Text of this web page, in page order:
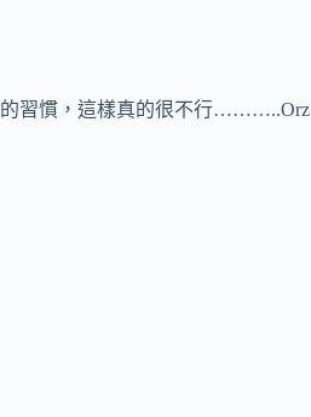
的習慣，這樣真的很不行………..Orz